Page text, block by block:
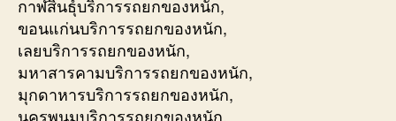
กาฬสินธุ์บริการรถยกของหนัก,
ขอนแก่นบริการรถยกของหนัก,
เลยบริการรถยกของหนัก,
มหาสารคามบริการรถยกของหนัก,
มุกดาหารบริการรถยกของหนัก,
นครพนมบริการรถยกของหนัก,